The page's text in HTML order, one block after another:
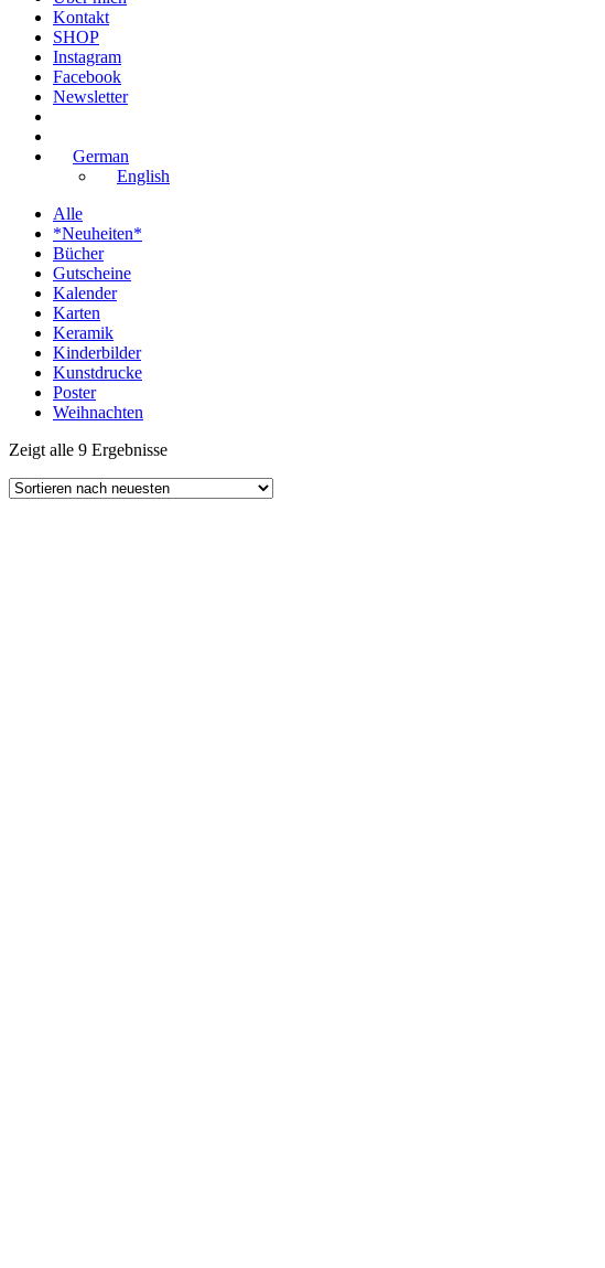
Kontakt
SHOP
Instagram
Facebook
Newsletter
German
English
Alle
*Neuheiten*
Bücher
Gutscheine
Kalender
Karten
Keramik
Kinderbilder
Kunstdrucke
Poster
Weihnachten
Zeigt alle 9 Ergebnisse